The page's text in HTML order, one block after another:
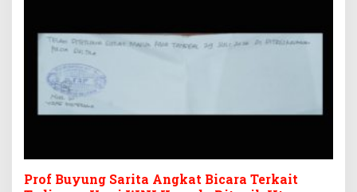
Prof Buyung Sarita Angkat Bicara Terkait